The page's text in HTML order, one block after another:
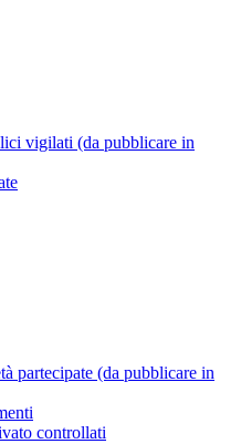
vigilati (da pubblicare in
partecipate (da pubblicare in
controllati